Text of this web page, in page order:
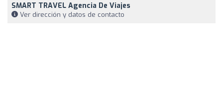
SMART TRAVEL Agencia De Viajes
Ver dirección y datos de contacto